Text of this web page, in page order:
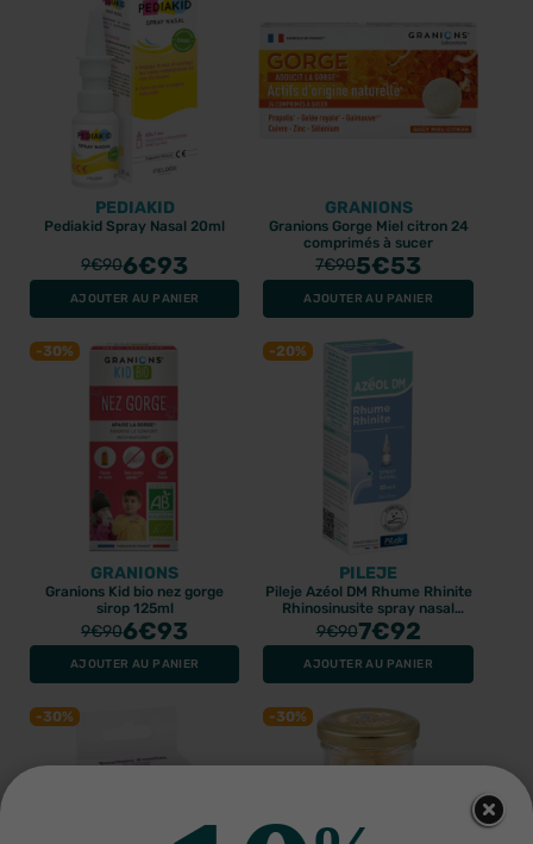
PEDIAKID
Pediakid Spray Nasal 20ml
9€906€93
AJOUTER AU PANIER
GRANIONS
Granions Gorge Miel citron 24
comprimés à sucer
7€905€53
AJOUTER AU PANIER
-30%
GRANIONS
Granions Kid bio nez gorge
sirop 125ml
9€906€93
AJOUTER AU PANIER
-20%
PILEJE
Pileje Azéol DM Rhume Rhinite
Rhinosinusite spray nasal
20ml
9€907€92
AJOUTER AU PANIER
-30% -30%